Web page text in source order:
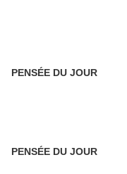
PENSÉE DU JOUR
PENSÉE DU JOUR